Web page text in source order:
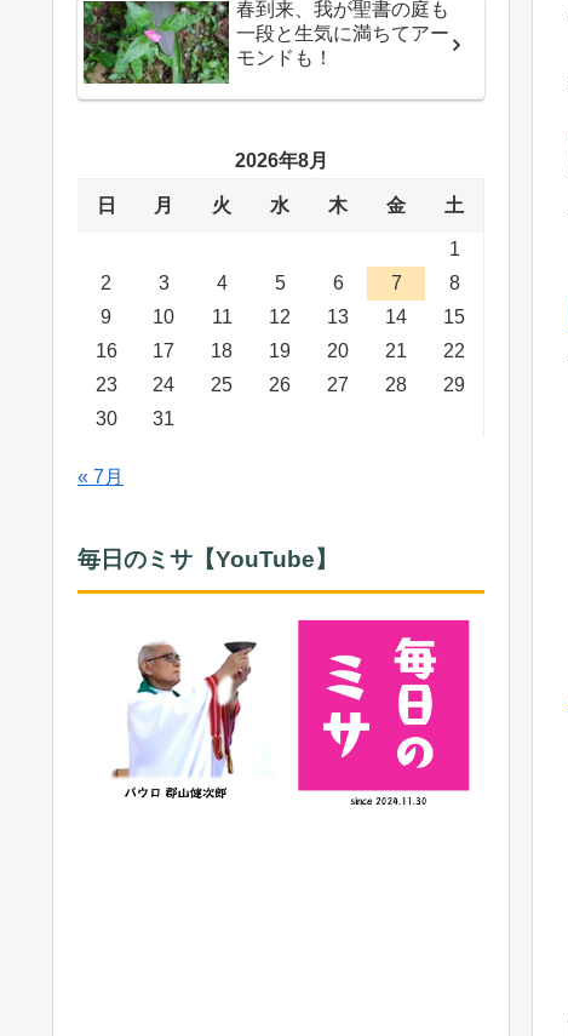
春到来、我が聖書の庭も
一段と生気に満ちてアー
モンドも！
2026年8月
日 月 火 水 木 金 土
1
2
3 4 5 6 7
8
9
10 11 12 13 14
15
16
17 18 19 20 21
22
23
24 25 26 27 28
29
30
31
« 7月
毎日のミサ【YouTube】